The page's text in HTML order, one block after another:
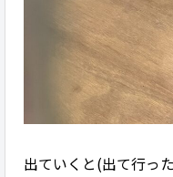
出ていくと(出て行っ